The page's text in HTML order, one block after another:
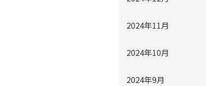
2024年11月
2024年10月
2024年9月